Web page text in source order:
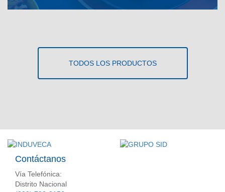
TODOS LOS PRODUCTOS
Contáctanos
Vía Telefónica:
Distrito Nacional